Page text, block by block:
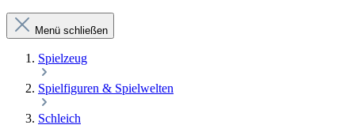
Menü schließen
Spielzeug
Spielfiguren & Spielwelten
Schleich